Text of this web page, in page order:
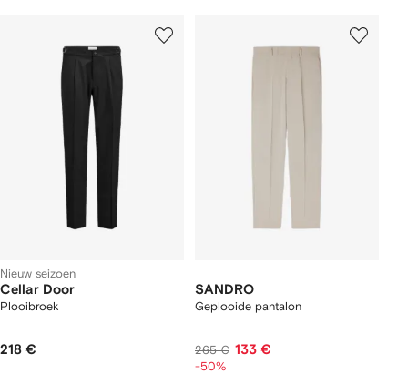
Nieuw seizoen
Cellar Door
Plooibroek
218 €
SANDRO
Geplooide pantalon
265 € 133 €
-50%